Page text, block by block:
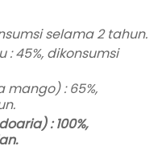
selama 2 tahun.
45%, dikonsumsi
: 65%,
: 100%,